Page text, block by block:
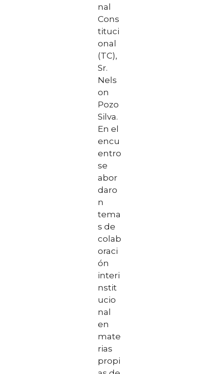
nal
Cons
tituci
onal
(TC),
Sr.
Nels
on
Pozo
Silva.
En el
encu
entro
se
abor
daro
n
tema
s de
colab
oraci
ón
interi
nstit
ucio
nal
en
mate
rias
propi